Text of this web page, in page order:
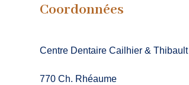
Coordonnées
Centre Dentaire Cailhier & Thibault
770 Ch. Rhéaume